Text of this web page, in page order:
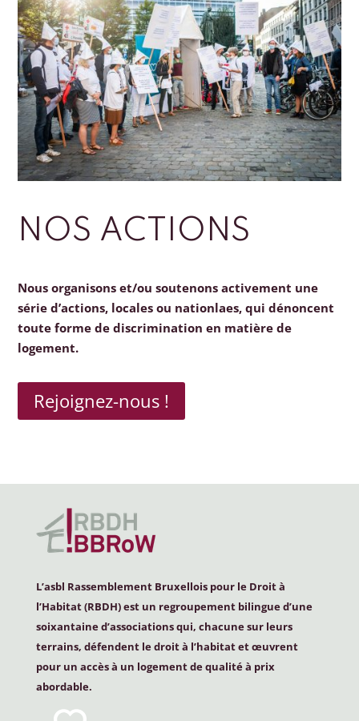
NOS ACTIONS
Nous organisons et/ou soutenons activement une
série d’actions, locales ou nationlaes, qui dénoncent
toute forme de discrimination en matière de
logement.
Rejoignez-nous !
L’asbl Rassemblement Bruxellois pour le Droit à
l’Habitat (RBDH) est un regroupement bilingue d’une
soixantaine d’associations qui, chacune sur leurs
terrains, défendent le droit à l’habitat et œuvrent
pour un accès à un logement de qualité à prix
abordable.